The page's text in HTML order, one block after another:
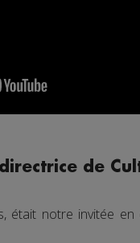
de
était notre invitée